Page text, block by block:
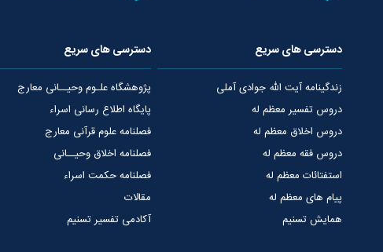
دسترسی های سریع
زندگینامه آیت الله جوادی آملی
دروس تفسیر معظم له
دروس اخلاق معظم له
دروس فقه معظم له
استفتائات معظم له
پیام های معظم له
همایش تسنیم
دسترسی های سریع
پژوهشگاه علـوم وحیــانی معارج
پایگاه اطلاع رسانی اسراء
فصلنامه علوم قرآنی معارج
فصلنامه اخلاق وحیــانی
فصلنامه حکمت اسراء
مقالات
آکادمی تفسیر تسنیم